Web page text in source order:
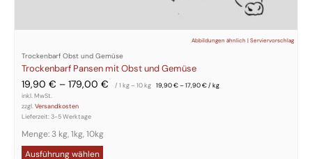
Abbildungen ähnlich | Serviervorschlag
Trockenbarf Obst und Gemüse
Trockenbarf Pansen mit Obst und Gemüse
19,90 € – 179,00 € / 1 kg– 10kg 19,90€–17,90€/kg
inkl. MwSt.
zzgl.Versandkosten
Lieferzeit:3-5 Werktage
Menge: 3 kg, 1kg, 10kg
Ausführung wählen